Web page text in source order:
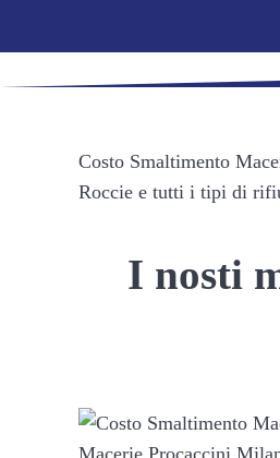
Costo Smaltimento
Roccie e tutti i tipi di
I nosti